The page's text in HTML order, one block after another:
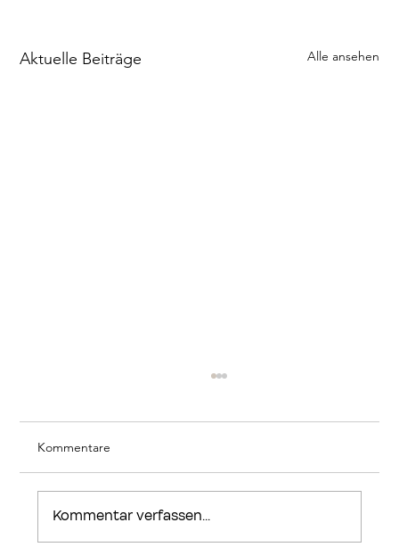
Aktuelle Beiträge Alle ansehen
Kommentare
Kommentar verfassen...